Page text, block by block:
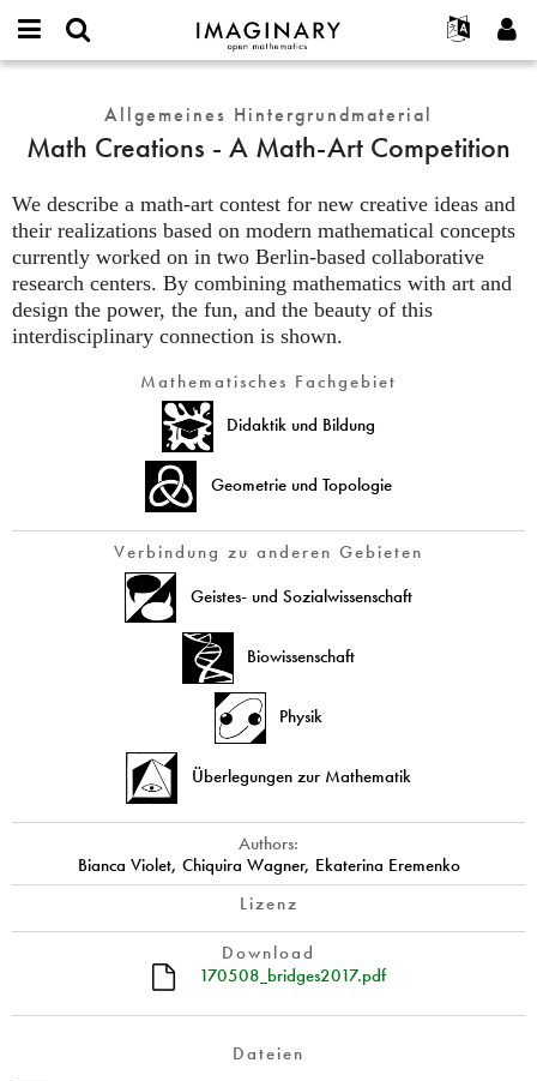
IMAGINARY
open
Français
Deutsch
Español
Türkçe
Programme
Galerien
Hands-on
Filme
Texte
Ausstellungen
Mehr...
Projekte
Mitmachen
username
Passwort
Neues Benutzerkonto erstellen
Neues Passwort anfordern
Creations
Math-
Art
Competition
Allgemeines Hintergrundmaterial
Math Creations - A Math-Art Competition
We describe a math-art contest for new creative ideas and
their realizations based on modern mathematical concepts
currently worked on in two Berlin-based collaborative
research centers. By combining mathematics with art and
design the power, the fun, and the beauty of this
interdisciplinary connection is shown.
Mathematisches Fachgebiet
Didaktik und Bildung
Geometrie und Topologie
Verbindung zu anderen Gebieten
Geistes- und Sozialwissenschaft
Biowissenschaft
Physik
Überlegungen zur Mathematik
Authors:
Bianca Violet, Chiquira Wagner, Ekaterina Eremenko
Lizenz
Download
170508_bridges2017.pdf
Dateien